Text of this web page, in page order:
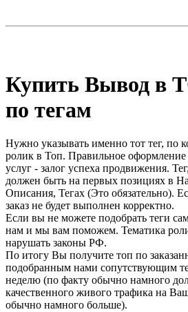
Купить Вывод в
по тегам
Нужно указывать именно тот тег, по
ролик в Топ. Правильное оформление
услуг - залог успеха продвижения.
должен быть на первых позициях в
Описания, Тегах (Это обязательно).
заказ не будет выполнен корректно.
Если вы не можете подобрать теги
нам и мы вам поможем. Тематика
нарушать законы РФ.
По итогу Вы получите топ по
подобранным нами сопутствующим
неделю (по факту обычно намного
качественного живого трафика на
обычно намного больше).